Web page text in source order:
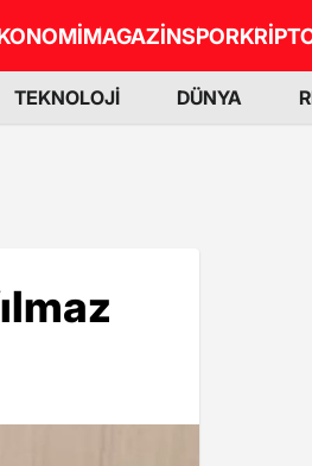
MAGAZİNSPOR
TEKNOLOJİ DÜNYA